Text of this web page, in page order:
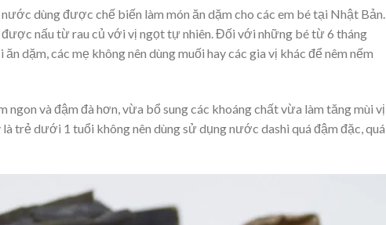
dùng được chế biến làm món ăn dặm cho các em bé tại Nhật Bản.
nấu từ rau củ với vị ngọt tự nhiên. Đối với những bé từ 6 tháng
dặm, các mẹ không nên dùng muối hay các gia vị khác để nêm nếm
ngon và đậm đà hơn, vừa bổ sung các khoáng chất vừa làm tăng mùi vị
là trẻ dưới 1 tuổi không nên dùng sử dụng nước dashi quá đậm đặc, quá